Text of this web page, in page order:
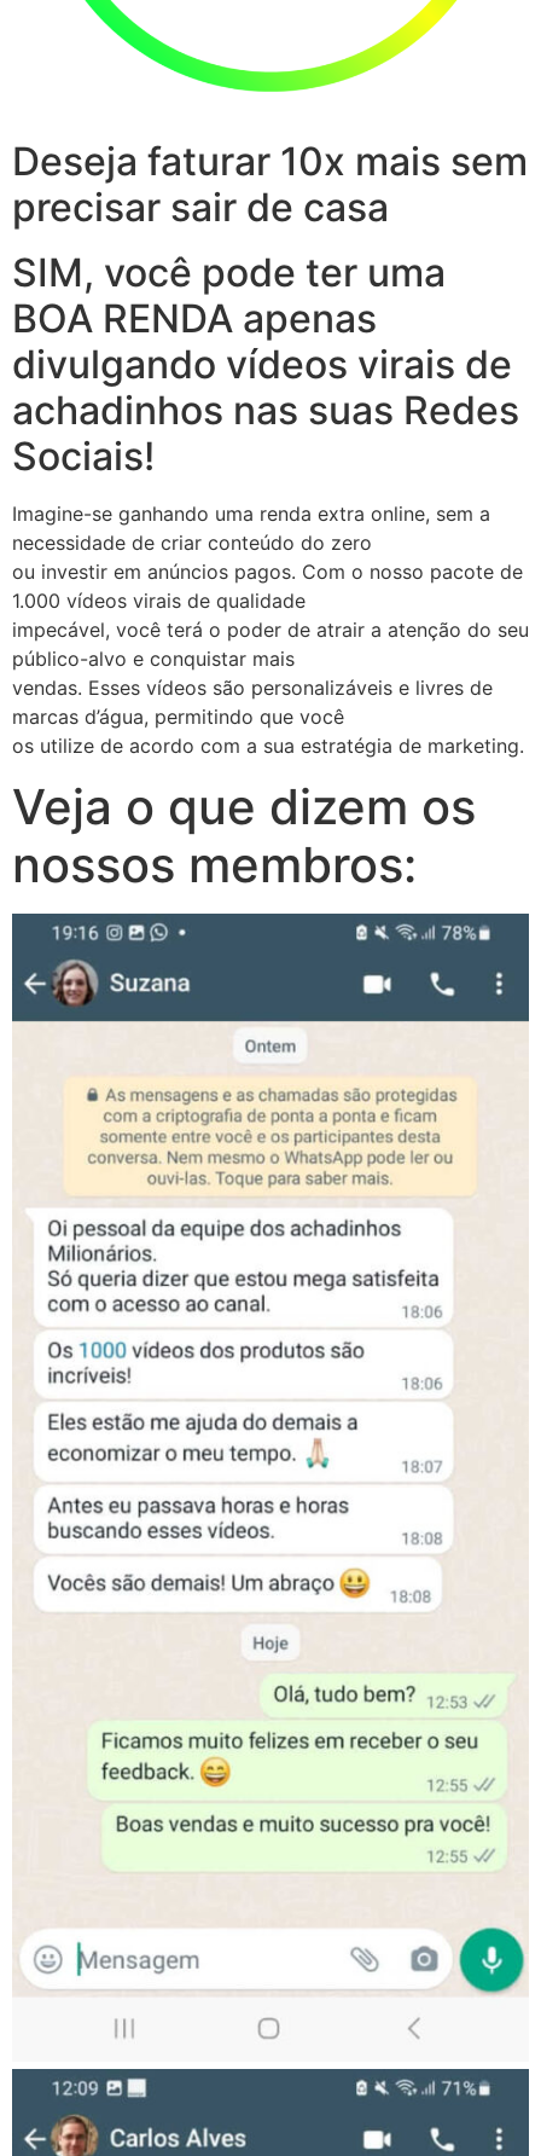
Deseja faturar 10x mais sem
precisar sair de casa
SIM, você pode ter uma
BOA RENDA apenas
divulgando vídeos virais de
achadinhos nas suas Redes
Sociais!
Imagine-se ganhando uma renda extra online, sem a
necessidade de criar conteúdo do zero
ou investir em anúncios pagos. Com o nosso pacote de
1.000 vídeos virais de qualidade
impecável, você terá o poder de atrair a atenção do seu
público-alvo e conquistar mais
vendas. Esses vídeos são personalizáveis e livres de
marcas d’água, permitindo que você
os utilize de acordo com a sua estratégia de marketing.
Veja o que dizem os
nossos membros: